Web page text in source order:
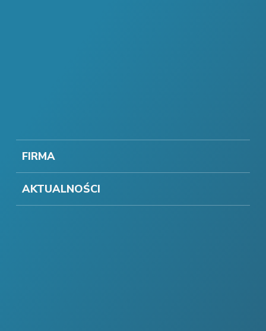
FIRMA
AKTUALNOŚCI